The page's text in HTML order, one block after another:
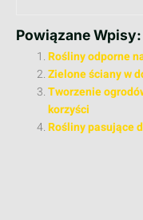
Powiązane Wpisy:
Rośliny odporne
Zielone ściany w
Tworzenie
korzyści
Rośliny pasujące